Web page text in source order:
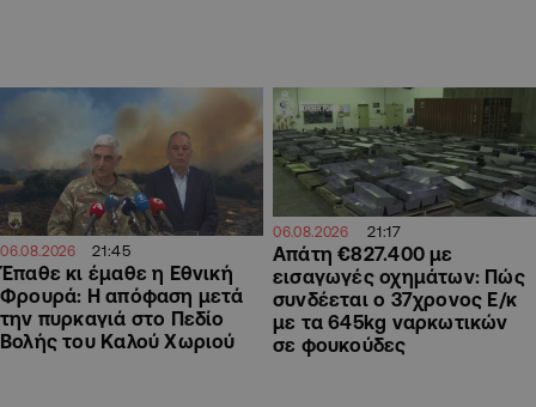
06.08.2026 21:45
Έπαθε κι έμαθε η Εθνική
Φρουρά: Η απόφαση μετά
την πυρκαγιά στο Πεδίο
Βολής του Καλού Χωριού
06.08.2026 21:17
Απάτη €827.400 με
εισαγωγές οχημάτων: Πώς
συνδέεται ο 37χρονος Ε/κ
με τα 645kg ναρκωτικών
σε φουκούδες